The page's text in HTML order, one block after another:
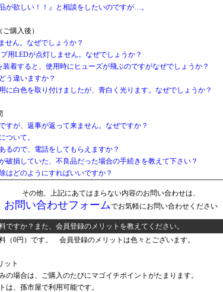
が欲しい！！』と相談をしたいのですが…。
購入後）
せん。なぜでしょうか？
用LEDが点灯しません。なぜでしょうか？
装着すると、使用時にヒューズが飛ぶのですがなぜでしょうか？
う違いますか？
に白色を取り付けましたが、青白く光ります。なぜでしょうか？
すが、返事が返って来ません。なぜですか？
ついて。
るので、電話をしてもらえますか？
破損していた、不良品だった場合の手続きを教えて下さい？
はどのようにすればいいですか？
その他、上記にあてはまらない内容のお問い合わせは、
お問い合わせフォームでお気軽にお問い合わせください
ですか？また、会員登録のメリットを教えてください。
（0円）です。 会員登録のメリットは色々とございます。
ット
の場合は、ご購入のたびにマゴイチポイントがたまります。
は、孫市屋で利用可能です。